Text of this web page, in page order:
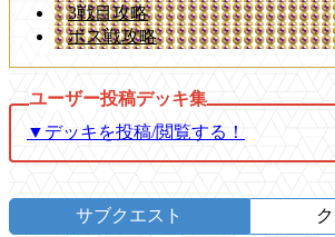
3戦目攻略
ボス戦攻略
▼デッキを投稿/閲覧する！
サブクエスト